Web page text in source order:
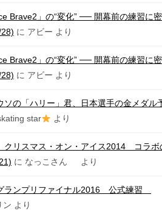
Brave2」の“変化” ── 開幕前の練習に密
に アビー より
Brave2」の“変化” ── 開幕前の練習に密
に アビー より
の「ハリー」君、日本選手の金メダル
star より
リスマス・オン・アイス2014 コラボ
に なっこさん より
ランプリファイナル2016 公式練習
ン より